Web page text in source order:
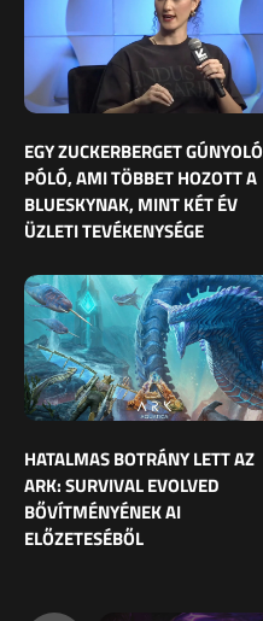
EGY ZUCKERBERGET GÚNYOLÓ
PÓLÓ, AMI TÖBBET HOZOTT A
BLUESKYNAK, MINT KÉT ÉV
ÜZLETI TEVÉKENYSÉGE
HATALMAS BOTRÁNY LETT AZ
ARK: SURVIVAL EVOLVED
BŐVÍTMÉNYÉNEK AI
ELŐZETESÉBŐL